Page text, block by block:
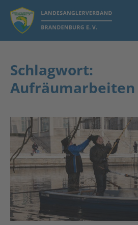
Schlagwort:
Aufräumarbeiten